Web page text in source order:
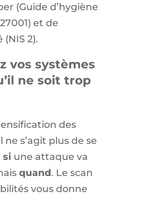
(Guide d’hygiène
et de
2).
vos systèmes
ne soit trop
des
ne s’agit plus de se
si une attaque va
quand. Le scan
vous donne